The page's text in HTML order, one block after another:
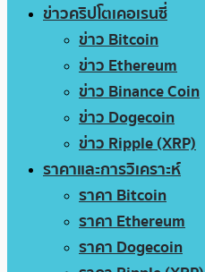
ข่าวคริปโตเคอเรนซี่
ข่าว Bitcoin
ข่าว Ethereum
ข่าว Binance Coin
ข่าว Dogecoin
ข่าว Ripple (XRP)
ราคาและการวิเคราะห์
ราคา Bitcoin
ราคา Ethereum
ราคา Dogecoin